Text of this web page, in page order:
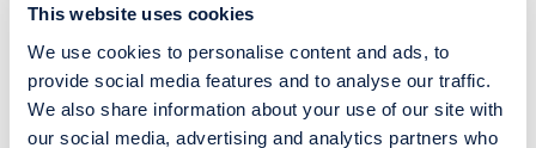
This website uses cookies
We use cookies to personalise content and ads, to
provide social media features and to analyse our traffic.
We also share information about your use of our site with
our social media, advertising and analytics partners who
tachometru,“varuje Martin Pajer ze společnosti Cebia.
Luxusní auto ze zahraničí ano, ale od seriózního
prodejce